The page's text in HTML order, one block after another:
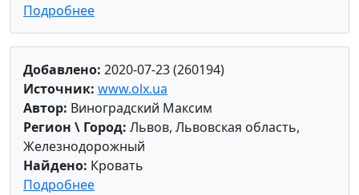
Подробнее
Добавлено: 2020-07-23 (260194)
Источник: www.olx.ua
Автор: Виноградский Максим
Регион \ Город: Львов, Львовская область,
Железнодорожный
Найдено: Кровать
Подробнее